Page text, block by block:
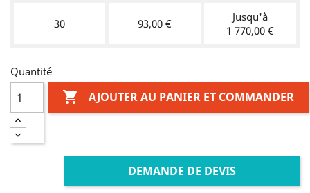
30 93,00 €
Jusqu'à
1 770,00 €
Quantité
 AJOUTER AU PANIER ET COMMANDER
DEMANDE DE DEVIS